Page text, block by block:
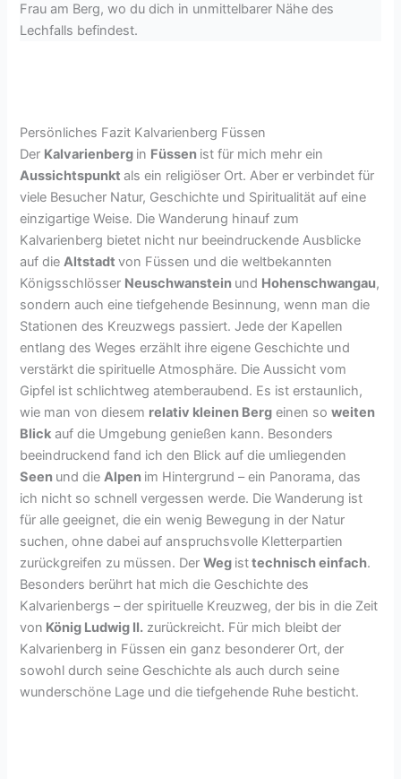
Frau am Berg, wo du dich in unmittelbarer Nähe des
Lechfalls befindest.
Persönliches Fazit Kalvarienberg Füssen
Der Kalvarienberg in Füssen ist für mich mehr ein
Aussichtspunktals ein religiöser Ort. Aber er verbindet für
viele Besucher Natur, Geschichte und Spiritualität auf eine
einzigartige Weise. Die Wanderung hinauf zum
Kalvarienberg bietet nicht nur beeindruckende Ausblicke
auf dieAltstadtvon Füssen und die weltbekannten
Königsschlösser Neuschwanstein und Hohenschwangau,
sondern auch eine tiefgehende Besinnung, wenn man die
Stationen des Kreuzwegs passiert. Jede der Kapellen
entlang des Weges erzählt ihre eigene Geschichte und
verstärkt die spirituelle Atmosphäre. Die Aussicht vom
Gipfel ist schlichtweg atemberaubend. Es ist erstaunlich,
wie man von diesem relativ kleinen Berg einen soweiten
Blick auf die Umgebung genießen kann. Besonders
beeindruckend fand ich den Blick auf die umliegenden
Seen und dieAlpen im Hintergrund – ein Panorama, das
ich nicht so schnell vergessen werde. Die Wanderung ist
für alle geeignet, die ein wenig Bewegung in der Natur
suchen, ohne dabei auf anspruchsvolle Kletterpartien
zurückgreifen zu müssen. DerWeg isttechnisch einfach.
Besonders berührt hat mich die Geschichte des
Kalvarienbergs – der spirituelle Kreuzweg, der bis in die Zeit
von König Ludwig II. zurückreicht. Für mich bleibt der
Kalvarienberg in Füssen ein ganz besonderer Ort, der
sowohl durch seine Geschichte als auch durch seine
wunderschöne Lage und die tiefgehende Ruhe besticht.